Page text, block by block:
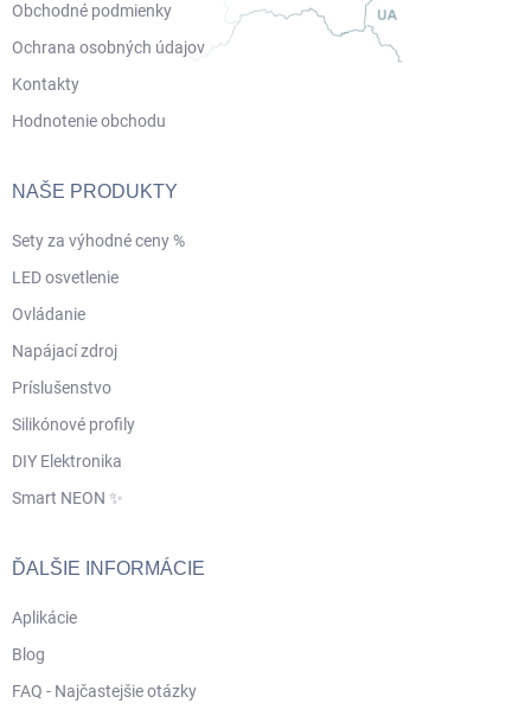
Obchodné podmienky
Ochrana osobných údajov
Kontakty
Hodnotenie obchodu
NAŠE PRODUKTY
Sety za výhodné ceny %
LED osvetlenie
Ovládanie
Napájací zdroj
Príslušenstvo
Silikónové profily
DIY Elektronika
Smart NEON ✨
ĎALŠIE INFORMÁCIE
Aplikácie
Blog
FAQ - Najčastejšie otázky